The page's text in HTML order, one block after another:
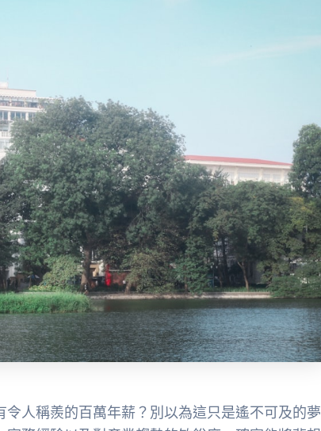
人稱羨的百萬年薪？別以為這只是遙不可及的夢